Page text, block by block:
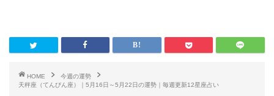
HOME
今週の運勢
天秤座（てんびん座）｜5月16日～5月22日の運勢｜毎週更新12星座占い